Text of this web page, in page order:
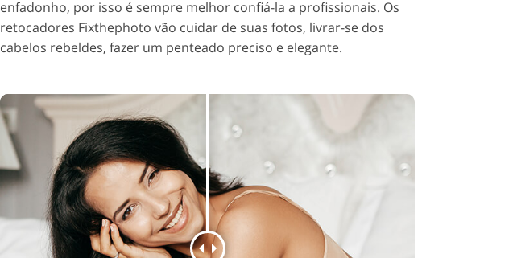
enfadonho, por isso é sempre melhor confiá-la a profissionais. Os
retocadores Fixthephoto vão cuidar de suas fotos, livrar-se dos
cabelos rebeldes, fazer um penteado preciso e elegante.